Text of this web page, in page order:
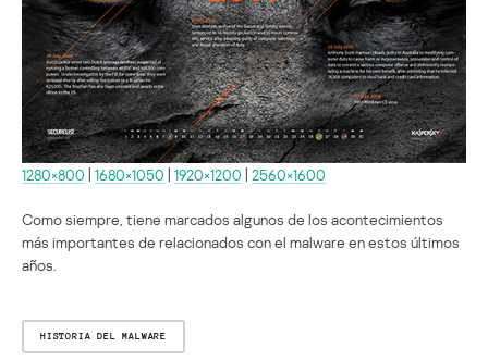
1280×800 1680×1050 1920×1200 2560×1600
Como siempre, tiene marcados algunos de los acontecimientos
más importantes de relacionados con el malware en estos últimos
años.
HISTORIA DEL MALWARE